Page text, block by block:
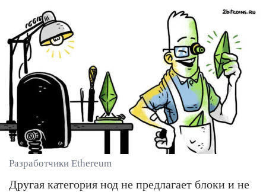
Разработчики Ethereum
Другая категория нод не предлагает блоки и не